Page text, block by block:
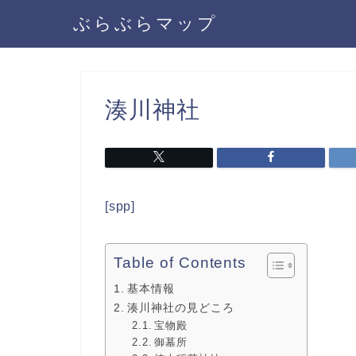
ぶらぶらマップ
湊川神社
[spp]
Table of Contents
基本情報
湊川神社の見どころ
宝物殿
御墓所